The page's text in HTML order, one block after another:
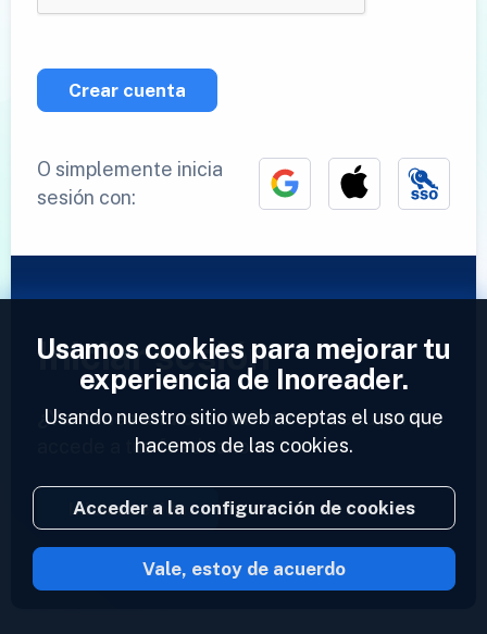
Crear cuenta
O simplemente inicia
sesión con:
Iniciar sesión
¿Ya tienes una cuenta?Introduce tu perfil y
accede a tus feeds ahora.
Iniciar sesión
2023 © Inoreader
Usamos cookies para mejorar tu
experiencia de Inoreader.
Usando nuestro sitio web aceptas el uso que
hacemos de las cookies.
Acceder a la configuración de cookies
Vale, estoy de acuerdo